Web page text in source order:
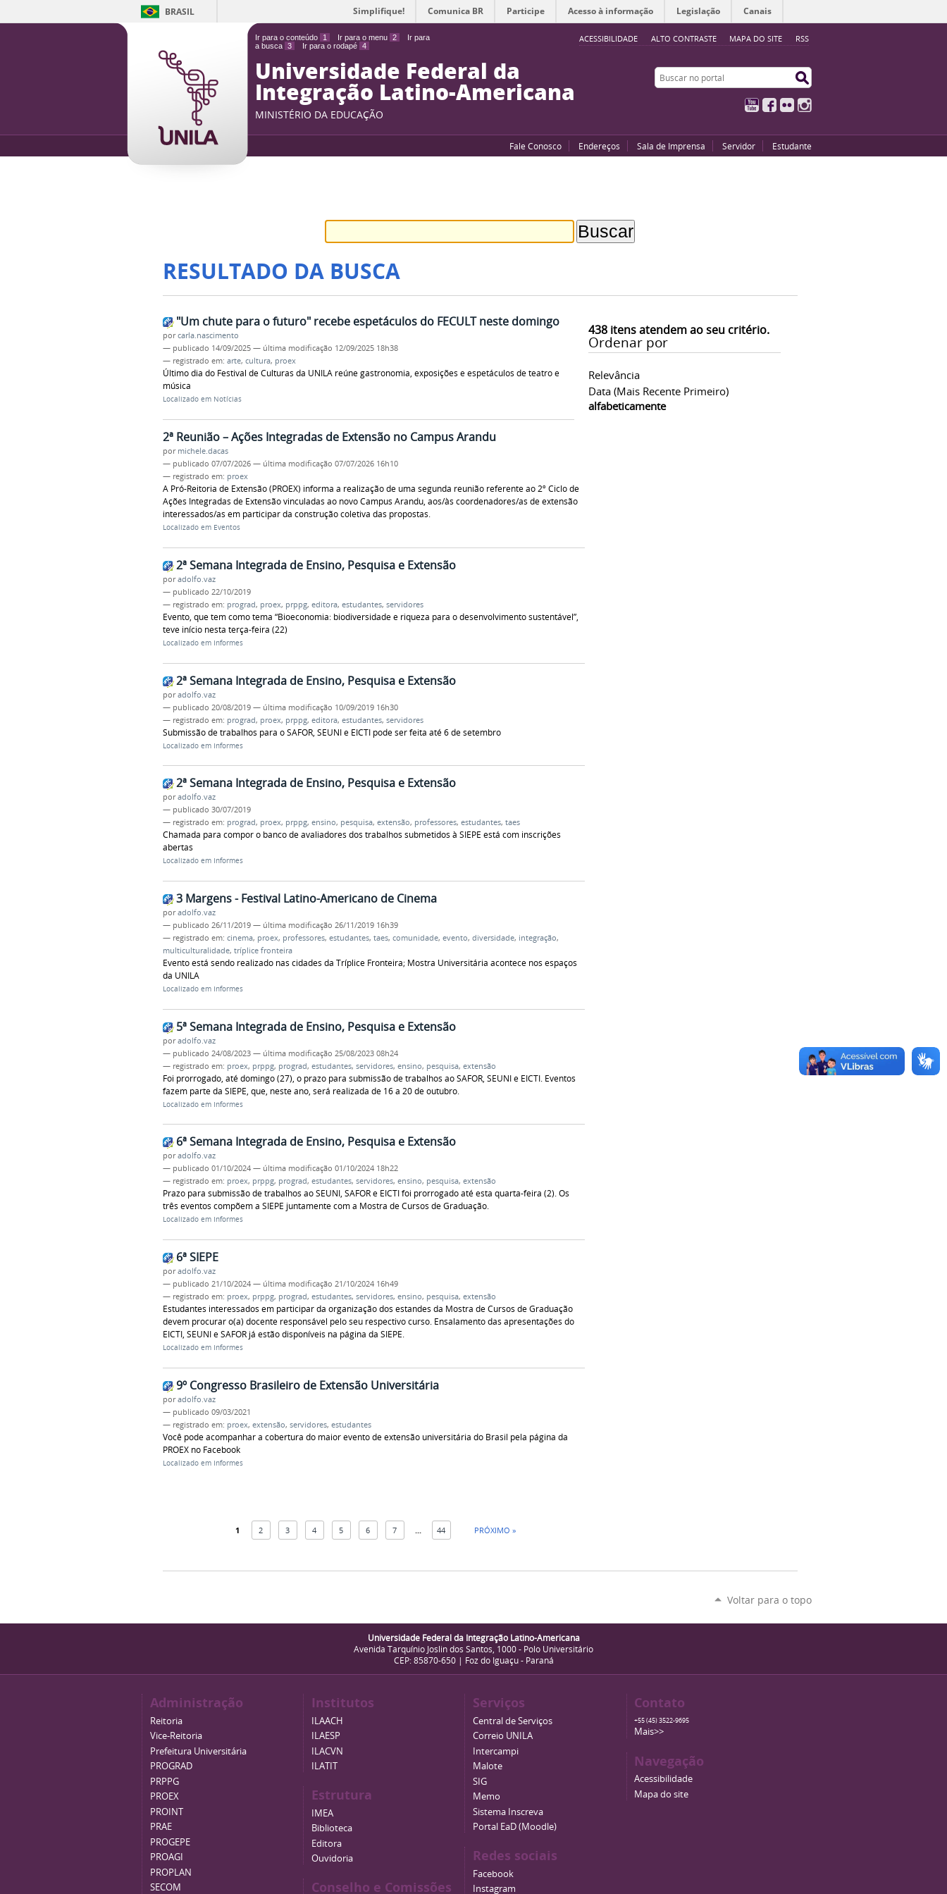
Ir para o conteúdo 1 Ir para o menu 2
Ir para
a busca 3 Ir para o rodapé 4
ACESSIBILIDADE ALTO CONTRASTE MAPA DO SITE RSS
BRASIL Simplifique! Comunica BR Participe Acesso à informação Legislação Canais
Universidade Federal da
Integração Latino-Americana
MINISTÉRIO DA EDUCAÇÃO
Buscar no portal
YouTubeFacebook
Flickr
Fale Conosco Endereços Sala de Imprensa Servidor Estudante
RESULTADO DA BUSCA
438itens atendem ao seu critério.
Ordenar por
Relevância
Data (mais Recente Primeiro)
alfabeticamente
"Um chute para o futuro" recebe espetáculos do FECULT neste domingo
porcarla.nascimento
— publicado 14/09/2025 — última modificação 12/09/2025 18h38
— registrado em: arte, cultura, proex
Último dia do Festival de Culturas da UNILA reúne gastronomia, exposições e espetáculos de teatro e
música
Localizado em Notícias
2ª Reunião – Ações Integradas de Extensão no Campus Arandu
por michele.dacas
— publicado 07/07/2026 — última modificação 07/07/2026 16h10
— registrado em: proex
A Pró-Reitoria de Extensão (PROEX) informa a realização de uma segunda reunião referente ao 2º Ciclo de
Ações Integradas de Extensão vinculadas ao novo Campus Arandu, aos/às coordenadores/as de extensão
interessados/as em participar da construção coletiva das propostas.
Localizado em Eventos
2ª Semana Integrada de Ensino, Pesquisa e Extensão
poradolfo.vaz
— publicado 22/10/2019
— registrado em: prograd, proex, prppg, editora, estudantes, servidores
Evento, que tem como tema “Bioeconomia: biodiversidade e riqueza para o desenvolvimento sustentável”,
teve início nesta terça-feira (22)
Localizado em Informes
2ª Semana Integrada de Ensino, Pesquisa e Extensão
poradolfo.vaz
— publicado 20/08/2019 — última modificação 10/09/2019 16h30
— registrado em: prograd, proex, prppg, editora, estudantes, servidores
Submissão de trabalhos para o SAFOR, SEUNI e EICTI pode ser feita até 6 de setembro
Localizado em Informes
2ª Semana Integrada de Ensino, Pesquisa e Extensão
poradolfo.vaz
— publicado 30/07/2019
— registrado em: prograd, proex, prppg, ensino, pesquisa, extensão, professores, estudantes, taes
Chamada para compor o banco de avaliadores dos trabalhos submetidos à SIEPE está com inscrições
abertas
Localizado em Informes
3 Margens - Festival Latino-Americano de Cinema
poradolfo.vaz
— publicado 26/11/2019 — última modificação 26/11/2019 16h39
— registrado em: cinema, proex, professores, estudantes, taes, comunidade, evento, diversidade, integração,
multiculturalidade, tríplice fronteira
Evento está sendo realizado nas cidades da Tríplice Fronteira; Mostra Universitária acontece nos espaços
da UNILA
Localizado em Informes
5ª Semana Integrada de Ensino, Pesquisa e Extensão
poradolfo.vaz
— publicado 24/08/2023 — última modificação 25/08/2023 08h24
— registrado em: proex, prppg, prograd, estudantes, servidores, ensino, pesquisa, extensão
Foi prorrogado, até domingo (27), o prazo para submissão de trabalhos ao SAFOR, SEUNI e EICTI. Eventos
fazem parte da SIEPE, que, neste ano, será realizada de 16 a 20 de outubro.
Localizado em Informes
6ª Semana Integrada de Ensino, Pesquisa e Extensão
poradolfo.vaz
— publicado 01/10/2024 — última modificação 01/10/2024 18h22
— registrado em: proex, prppg, prograd, estudantes, servidores, ensino, pesquisa, extensão
Prazo para submissão de trabalhos ao SEUNI, SAFOR e EICTI foi prorrogado até esta quarta-feira (2). Os
três eventos compõem a SIEPE juntamente com a Mostra de Cursos de Graduação.
Localizado em Informes
6ª SIEPE
poradolfo.vaz
— publicado 21/10/2024 — última modificação 21/10/2024 16h49
— registrado em: proex, prppg, prograd, estudantes, servidores, ensino, pesquisa, extensão
Estudantes interessados em participar da organização dos estandes da Mostra de Cursos de Graduação
devem procurar o(a) docente responsável pelo seu respectivo curso. Ensalamento das apresentações do
EICTI, SEUNI e SAFOR já estão disponíveis na página da SIEPE.
Localizado em Informes
9º Congresso Brasileiro de Extensão Universitária
poradolfo.vaz
— publicado 09/03/2021
— registrado em: proex, extensão, servidores, estudantes
Você pode acompanhar a cobertura do maior evento de extensão universitária do Brasil pela página da
PROEX no Facebook
Localizado em Informes
1 2 3 4 5 6 7 44 PRÓXIMO »
Voltar para o topo
Universidade Federal da Integração Latino-Americana
Avenida Tarquínio Joslin dos Santos, 1000 - Polo Universitário
CEP: 85870-650 | Foz do Iguaçu - Paraná
Administração
Reitoria
Vice-Reitoria
Prefeitura Universitária
PROGRAD
PRPPG
PROEX
PROINT
PRAE
PROGEPE
PROAGI
PROPLAN
SECOM
Institutos
ILAACH
ILAESP
ILACVN
ILATIT
Estrutura
IMEA
Biblioteca
Editora
Ouvidoria
Conselho e Comissões
Serviços
Central de Serviços
Correio UNILA
Intercampi
Malote
SIG
Memo
Sistema Inscreva
Portal EaD (Moodle)
Redes sociais
Facebook
Instagram
Contato
+55 (45) 3522-9695
Mais>>
Navegação
Acessibilidade
Mapa do site